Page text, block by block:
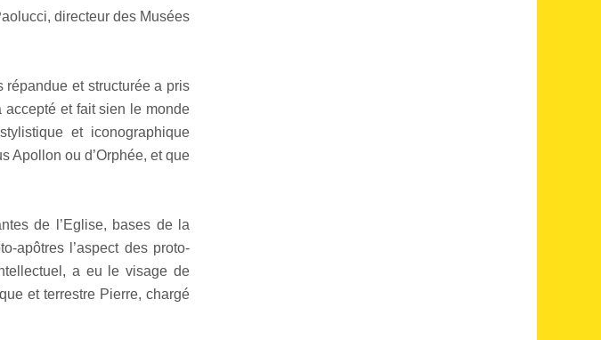
directeur des Musées
répandue et structurée a pris
et fait sien le monde
et iconographique
Apollon ou d’Orphée, et que
de l’Eglise, bases de la
apôtres l’aspect des proto-
a eu le visage de
et terrestre Pierre, chargé